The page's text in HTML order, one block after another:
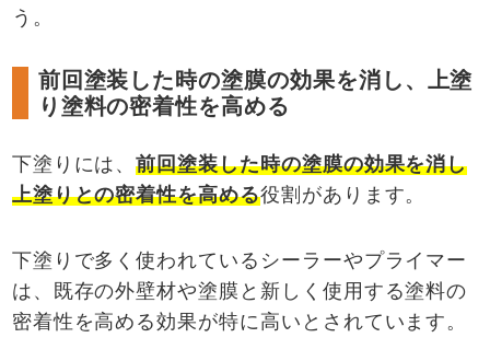
う。
前回塗装した時の塗膜の効果を消し、上塗
り塗料の密着性を高める
下塗りには、前回塗装した時の塗膜の効果を消し
上塗りとの密着性を高める役割があります。
下塗りで多く使われているシーラーやプライマー
は、既存の外壁材や塗膜と新しく使用する塗料の
密着性を高める効果が特に高いとされています。